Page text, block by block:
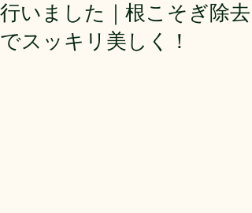
行いました｜根こそぎ除去
でスッキリ美しく！